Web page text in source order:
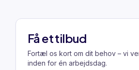
Få et tilbud
Fortæl os kort om dit behov – vi
inden for én arbejdsdag.